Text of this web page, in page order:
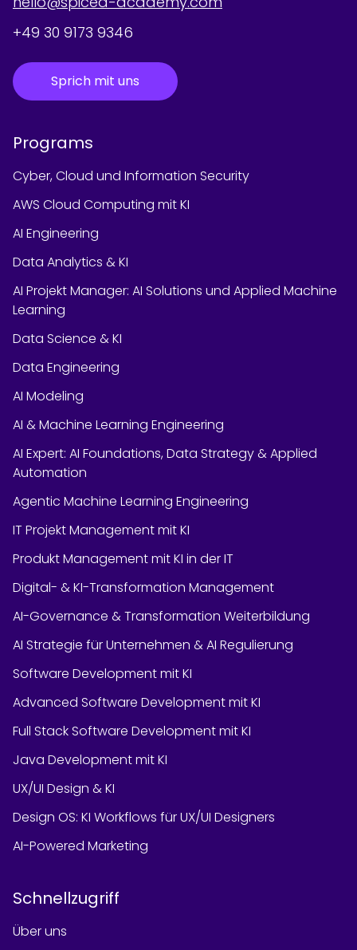
+49 30 9173 9346
Sprich mit uns
Programs
Cyber, Cloud und Information Security
AWS Cloud Computing mit KI
AI Engineering
Data Analytics & KI
AI Projekt Manager: AI Solutions und Applied Machine
Learning
Data Science & KI
Data Engineering
AI Modeling
AI & Machine Learning Engineering
AI Expert: AI Foundations, Data Strategy & Applied
Automation
Agentic Machine Learning Engineering
IT Projekt Management mit KI
Produkt Management mit KI in der IT
Digital- & KI-Transformation Management
AI-Governance & Transformation Weiterbildung
AI Strategie für Unternehmen & AI Regulierung
Software Development mit KI
Advanced Software Development mit KI
Full Stack Software Development mit KI
Java Development mit KI
UX/UI Design & KI
Design OS: KI Workflows für UX/UI Designers
AI-Powered Marketing
Schnellzugriff
Über uns